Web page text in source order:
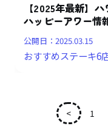
【2025年最新】
ハッピーアワー情
公開日：2025.03.15
おすすめステーキ6
< 1